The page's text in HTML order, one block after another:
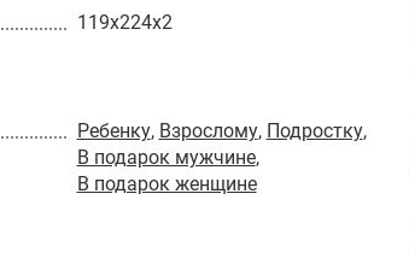
119x224x2
Ребенку, Взрослому, Подростку,
В подарок мужчине,
В подарок женщине